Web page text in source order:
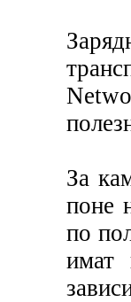
За
поне
по
имат